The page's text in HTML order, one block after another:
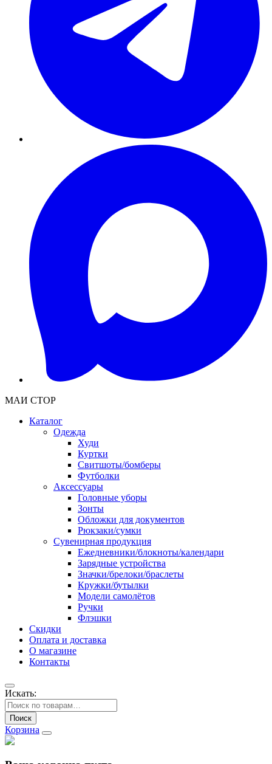
МАИ СТОР
Каталог
Одежда
Худи
Куртки
Свитшоты/бомберы
Футболки
Аксессуары
Головные уборы
Зонты
Обложки для документов
Рюкзаки/сумки
Сувенирная продукция
Ежедневники/блокноты/календари
Зарядные устройства
Значки/брелоки/браслеты
Кружки/бутылки
Модели самолётов
Ручки
Флэшки
Скидки
Оплата и доставка
О магазине
Контакты
Искать:
Поиск
Корзина